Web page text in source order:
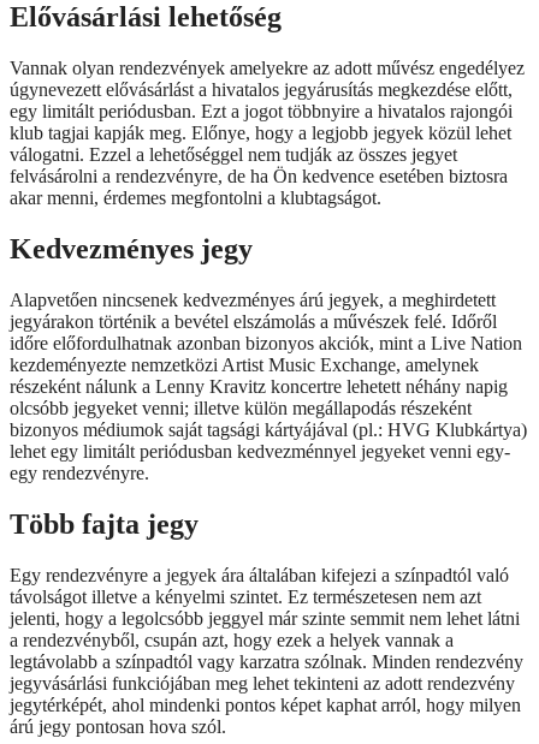
Elővásárlási lehetőség
Vannak olyan rendezvények amelyekre az adott művész engedélyez
úgynevezett elővásárlást a hivatalos jegyárusítás megkezdése előtt,
egy limitált periódusban. Ezt a jogot többnyire a hivatalos rajongói
klub tagjai kapják meg. Előnye, hogy a legjobb jegyek közül lehet
válogatni. Ezzel a lehetőséggel nem tudják az összes jegyet
felvásárolni a rendezvényre, de ha Ön kedvence esetében biztosra
akar menni, érdemes megfontolni a klubtagságot.
Kedvezményes jegy
Alapvetően nincsenek kedvezményes árú jegyek, a meghirdetett
jegyárakon történik a bevétel elszámolás a művészek felé. Időről
időre előfordulhatnak azonban bizonyos akciók, mint a Live Nation
kezdeményezte nemzetközi Artist Music Exchange, amelynek
részeként nálunk a Lenny Kravitz koncertre lehetett néhány napig
olcsóbb jegyeket venni; illetve külön megállapodás részeként
bizonyos médiumok saját tagsági kártyájával (pl.: HVG Klubkártya)
lehet egy limitált periódusban kedvezménnyel jegyeket venni egy-
egy rendezvényre.
Több fajta jegy
Egy rendezvényre a jegyek ára általában kifejezi a színpadtól való
távolságot illetve a kényelmi szintet. Ez természetesen nem azt
jelenti, hogy a legolcsóbb jeggyel már szinte semmit nem lehet látni
a rendezvényből, csupán azt, hogy ezek a helyek vannak a
legtávolabb a színpadtól vagy karzatra szólnak. Minden rendezvény
jegyvásárlási funkciójában meg lehet tekinteni az adott rendezvény
jegytérképét, ahol mindenki pontos képet kaphat arról, hogy milyen
árú jegy pontosan hova szól.